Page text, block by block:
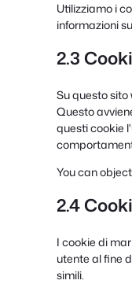
Utilizziamo i
informazioni
2.3
Su questo
Questo
questi cookie
You can
2.4
I cookie di
utente al fine
simili.